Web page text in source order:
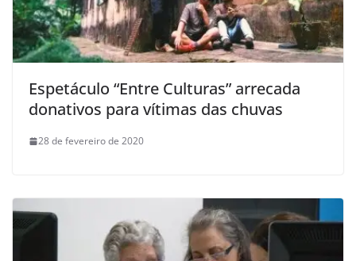
Espetáculo “Entre Culturas” arrecada
donativos para vítimas das chuvas
28 de fevereiro de 2020